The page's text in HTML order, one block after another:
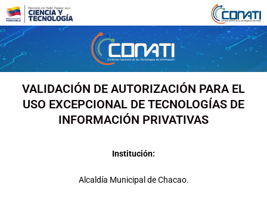
contenido
VALIDACIÓN DE AUTORIZACIÓN PARA EL
USO EXCEPCIONAL DE TECNOLOGÍAS DE
INFORMACIÓN PRIVATIVAS
Institución:
Alcaldía Municipal de Chacao.